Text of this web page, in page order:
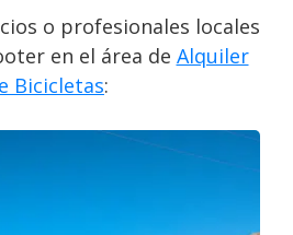
o profesionales locales
en el área de Alquiler
Bicicletas: